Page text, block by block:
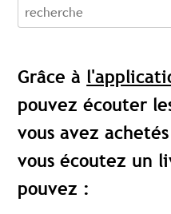
recherche
Grâce à
pouvez écouter
vous avez
vous écoutez un
pouvez :